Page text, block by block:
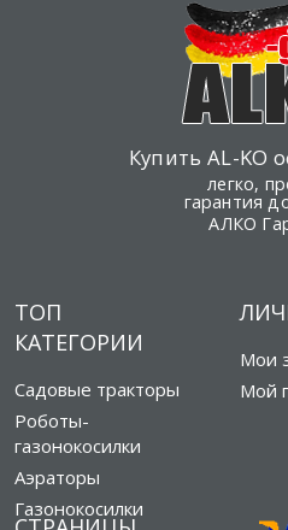
Купить AL-KO
легко,
гарантия
АЛКО
ТОП
КАТЕГОРИИ
Садовые тракторы
Роботы-
газонокосилки
Аэраторы
Газонокосилки
Мои
Мой